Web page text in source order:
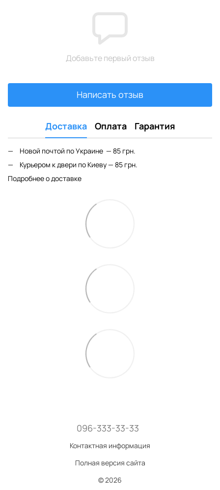
Добавьте первый отзыв
Написать отзыв
Доставка Оплата Гарантия
Новой почтой по Украине — 85 грн.
Курьером к двери по Киеву — 85 грн.
Подробнее о доставке
096-333-33-33
Контактная информация
Полная версия сайта
© 2026